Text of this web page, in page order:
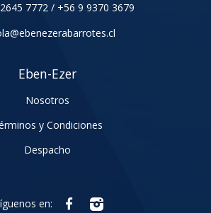
7772 / +56 9 9370 3679
Eben-Ezer
Nosotros
y Condiciones
Despacho
en: